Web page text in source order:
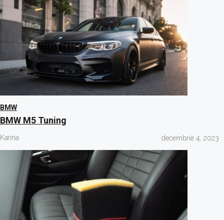
BMW
BMW M5 Tuning
Karina decembrie 4, 2023